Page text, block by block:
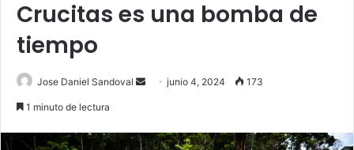
Crucitas es una bomba de
tiempo
Jose Daniel Sandoval
Sendjunio 4, 2024 173
1 minuto de lectura